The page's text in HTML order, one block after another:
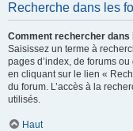
Recherche dans les
Comment rechercher dans
Saisissez un terme à
pages d’index, de forums
en cliquant sur le lien «
du forum. L’accès à la
utilisés.
Haut